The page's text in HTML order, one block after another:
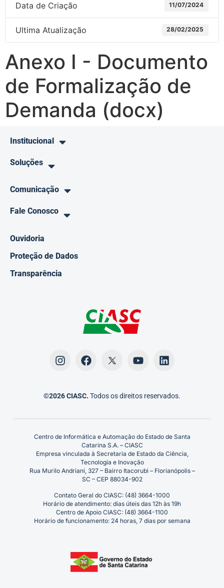
Data de Criação 11/07/2024
Ultima Atualização 28/02/2025
Anexo I - Documento
de Formalização de
Demanda (docx)
Institucional
Soluções
Comunicação
Fale Conosco
Ouvidoria
Proteção de Dados
Transparência
©2026 CIASC. Todos os direitos reservados.
Centro de Informática e Automação do Estado de Santa
Catarina S.A. – CIASC
Empresa vinculada à Secretaria de Estado da Ciência,
Tecnologia e Inovação
Rua Murilo Andriani, 327 – Bairro Itacorubi – Florianópolis –
SC – CEP 88034-902
Contato Geral do CIASC: (48) 3664-1000
Horário de atendimento: dias úteis das 12h às 19h
Centro de Apoio CIASC: (48) 3664-1100
Horário de funcionamento: 24 horas, 7 dias por semana